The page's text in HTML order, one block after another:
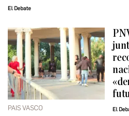
El Debate
PAIS VASCO El